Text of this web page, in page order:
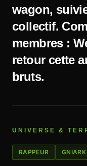
wagon,
collectif.
membres :
retour cette
bruts.
UNIVERSE &
RAPPEUR